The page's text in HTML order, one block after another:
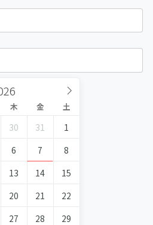
木 金 土
30 31
1
6 7
8
13 14
15
20 21
22
27 28
29